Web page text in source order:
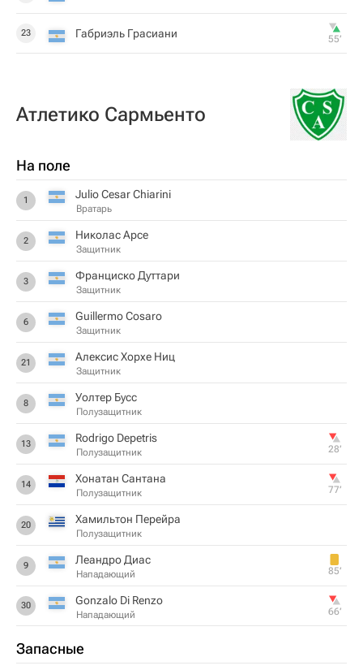
23 Габриэль Грасиани 55‎’‎
Атлетико Сармьенто
На поле
1 Julio Cesar Chiarini
Вратарь
2 Николас Арсе
Защитник
3 Франциско Дуттари
Защитник
6 Guillermo Cosaro
Защитник
21 Алексис Хорхе Ниц
Защитник
8 Уолтер Бусс
Полузащитник
13 Rodrigo Depetris
Полузащитник 28‎’‎
14 Хонатан Сантана
Полузащитник 77‎’‎
20 Хамильтон Перейра
Полузащитник
9 Леандро Диас
Нападающий 85‎’‎
30 Gonzalo Di Renzo
Нападающий 66‎’‎
Запасные